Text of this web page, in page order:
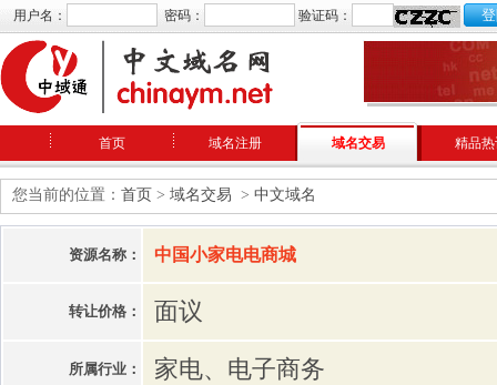
用户名： 密码： 验证码：
首页 域名注册 域名交易 精品
您当前的位置： 首页 > 域名交易 > 中文域名
资源名称： 中国小家电电商城
转让价格： 面议
所属行业： 家电、电子商务